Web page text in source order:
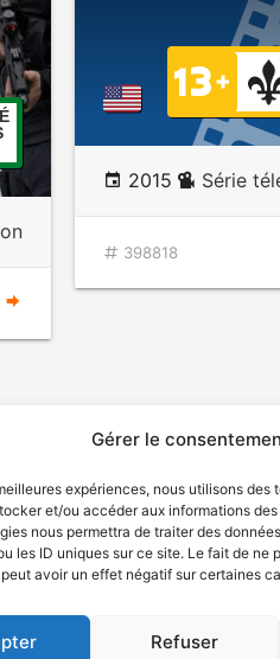
Gérer le
expériences, nous utilisons des
et/ou accéder aux informations
nous permettra de traiter des
les ID uniques sur ce site. Le fait de ne
avoir un effet négatif sur certaines
Refuser
2015 Série
398818
de services Politique de